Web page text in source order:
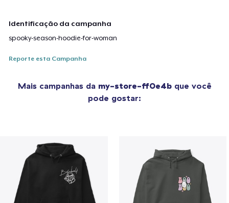
Identificação da campanha
spooky-season-hoodie-for-woman
Reporte esta Campanha
Mais campanhas da my-store-ff0e4bque você
pode gostar: